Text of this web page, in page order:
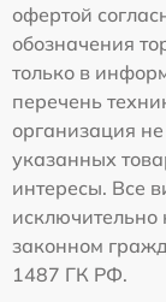
офертой
обозначения
только в
перечень
организация
указанных
интересы. Все
исключительно
законном
1487 ГК РФ.